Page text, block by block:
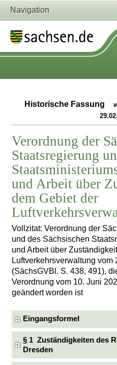
Navigation
Historische Fassung
Verordnung der
Staatsregierung
und Arbeit über
dem Gebiet der
Vollzitat: Verordnung der
und des Sächsischen
und Arbeit über
Luftverkehrsverwaltung vom
(SächsGVBl. S. 438, 491),
Verordnung vom 10. Juni
geändert worden ist
Eingangsformel
§ 1 Zuständigkeiten des
Dresden